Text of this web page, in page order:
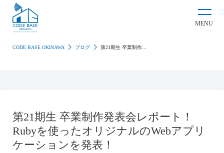
MENU
CODE BASE OKINAWA ブログ 第21期生 卒業制作...
第21期生 卒業制作発表会レポート！
Rubyを使ったオリジナルのWebアプリ
ケーションを発表！